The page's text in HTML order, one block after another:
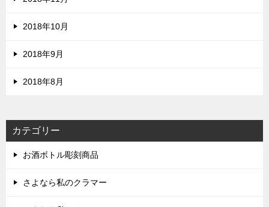
2018年10月
2018年9月
2018年8月
カテゴリー
お酒ボトル彫刻商品
さよなら私のクラマー